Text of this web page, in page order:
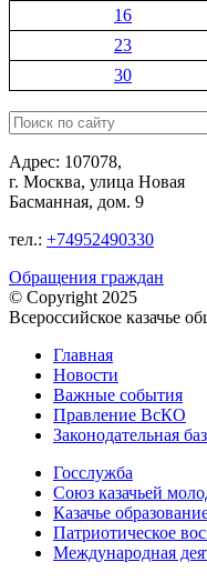
16
23
30
Поиск:
Адрес: 107078,
г. Москва, улица Новая
Басманная, дом. 9
тел.: +74952490330
Обращения граждан
© Copyright 2025
Всероссийское казачье
Главная
Новости
Важные события
Правление ВсКО
Законодательная
Госслужба
Союз казачьей
Казачье
Патриотическое
Международная